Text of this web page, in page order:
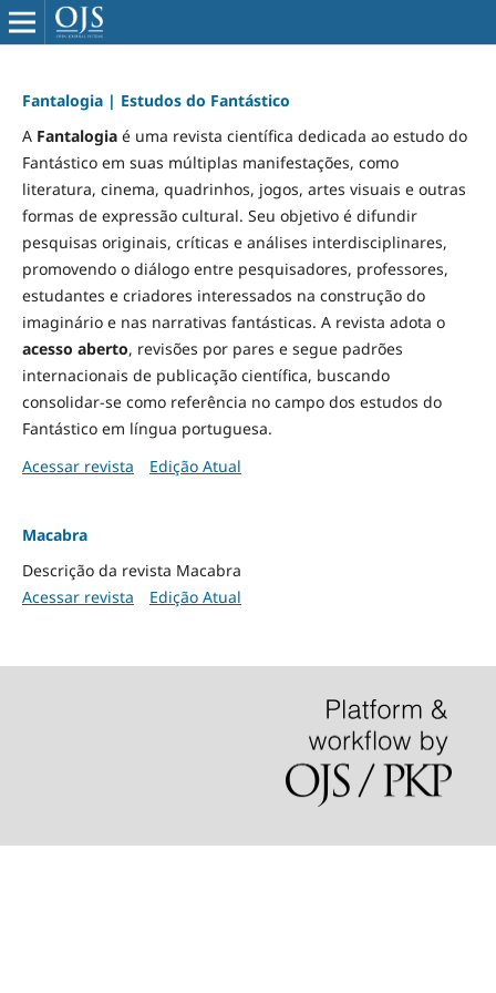
Fantalogia | Estudos do Fantástico
A Fantalogiaé uma revista científica dedicada ao estudo do
Fantástico em suas múltiplas manifestações, como
literatura, cinema, quadrinhos, jogos, artes visuais e outras
formas de expressão cultural. Seu objetivo é difundir
pesquisas originais, críticas e análises interdisciplinares,
promovendo o diálogo entre pesquisadores, professores,
estudantes e criadores interessados na construção do
imaginário e nas narrativas fantásticas. A revista adota o
acesso aberto, revisões por pares e segue padrões
internacionais de publicação científica, buscando
consolidar-se como referência no campo dos estudos do
Fantástico em língua portuguesa.
Acessar revista
Edição Atual
Macabra
Descrição da revista Macabra
Acessar revista
Edição Atual